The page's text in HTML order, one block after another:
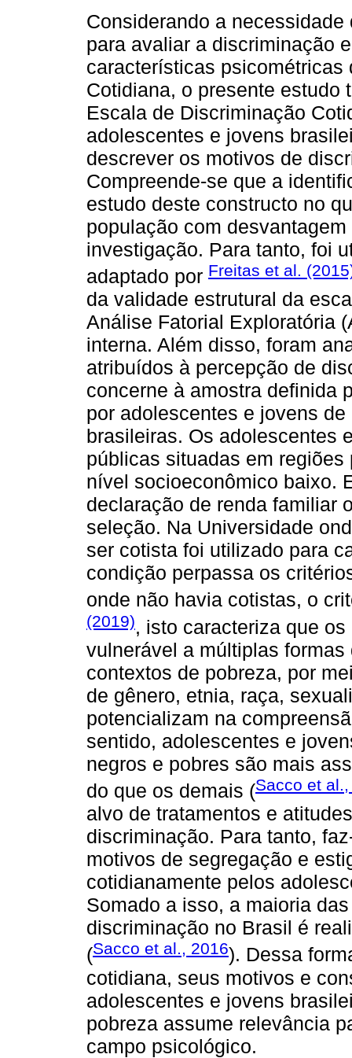
Considerando a
para avaliar a discriminação
características
Cotidiana, o presente estudo
Escala de Discriminação
adolescentes e jovens
descrever os motivos de
Compreende-se que a
estudo deste constructo no
população com
investigação. Para tanto, foi
adaptado por Freitas et al.
da validade estrutural da
Análise Fatorial Exploratória
interna. Além disso, foram
atribuídos à percepção de
concerne à amostra definida
por adolescentes e jovens
brasileiras. Os adolescentes
públicas situadas em
nível socioeconômico baixo.
declaração de renda familiar
seleção. Na Universidade
ser cotista foi utilizado para
condição perpassa os
onde não havia cotistas, o
(2019), isto caracteriza que
vulnerável a múltiplas
contextos de pobreza, por
de gênero, etnia, raça,
potencializam na
sentido, adolescentes e
negros e pobres são mais
do que os demais (Sacco et
alvo de tratamentos e
discriminação. Para tanto,
motivos de segregação e
cotidianamente pelos
Somado a isso, a maioria
discriminação no Brasil é
(Sacco et al., 2016). Dessa
cotidiana, seus motivos e
adolescentes e jovens
pobreza assume relevância
campo psicológico.